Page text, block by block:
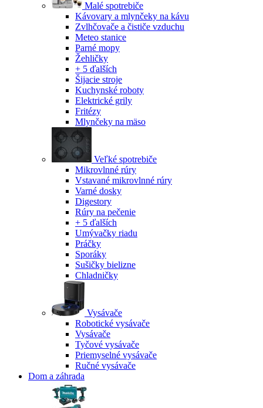
Malé spotrebiče
Kávovary a mlynčeky na kávu
Zvlhčovače a čističe vzduchu
Meteo stanice
Parné mopy
Žehličky
+ 5 ďalších
Šijacie stroje
Kuchynské roboty
Elektrické grily
Fritézy
Mlynčeky na mäso
Veľké spotrebiče
Mikrovlnné rúry
Vstavané mikrovlnné rúry
Varné dosky
Digestory
Rúry na pečenie
+ 5 ďalších
Umývačky riadu
Práčky
Sporáky
Sušičky bielizne
Chladničky
Vysávače
Robotické vysávače
Vysávače
Tyčové vysávače
Priemyselné vysávače
Ručné vysávače
Dom a záhrada